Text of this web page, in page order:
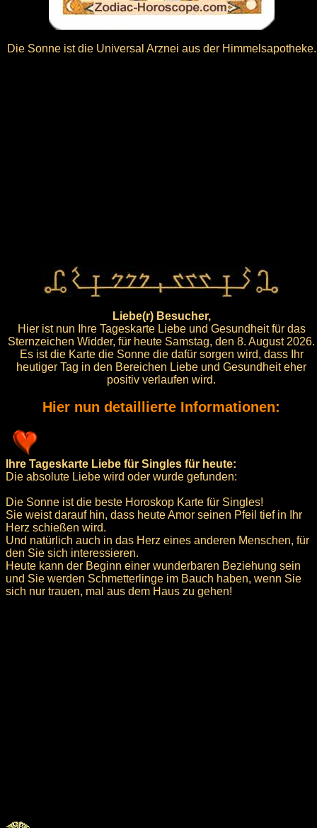
Die Sonne ist die Universal Arznei aus der Himmelsapotheke.
Liebe(r) Besucher,
Hier ist nun Ihre Tageskarte Liebe und Gesundheit für das
Sternzeichen Widder, für heute Samstag, den 8. August 2026.
Es ist die Karte die Sonne die dafür sorgen wird, dass Ihr
heutiger Tag in den Bereichen Liebe und Gesundheit eher
positiv verlaufen wird.
Hier nun detaillierte Informationen:
Ihre Tageskarte Liebe für Singles für heute:
Die absolute Liebe wird oder wurde gefunden:
Die Sonne ist die beste Horoskop Karte für Singles!
Sie weist darauf hin, dass heute Amor seinen Pfeil tief in Ihr
Herz schießen wird.
Und natürlich auch in das Herz eines anderen Menschen, für
den Sie sich interessieren.
Heute kann der Beginn einer wunderbaren Beziehung sein
und Sie werden Schmetterlinge im Bauch haben, wenn Sie
sich nur trauen, mal aus dem Haus zu gehen!